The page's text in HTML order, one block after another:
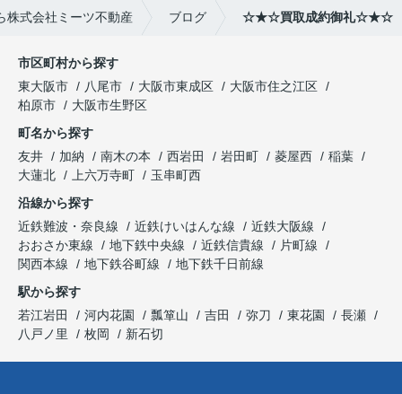
株式会社ミーツ不動産 ブログ ☆★☆買取成約御礼☆★☆
市区町村から探す
東大阪市
八尾市 大阪市東成区
大阪市住之江区
柏原市
大阪市生野区
町名から探す
友井
加納 南木の本 西岩田 岩田町 菱屋西
稲葉
大蓮北
上六万寺町
玉串町西
沿線から探す
近鉄難波・奈良線
近鉄けいはんな線
近鉄大阪線
おおさか東線
地下鉄中央線 近鉄信貴線
片町線
関西本線
地下鉄谷町線
地下鉄千日前線
駅から探す
若江岩田
河内花園 瓢箪山 吉田 弥刀 東花園
長瀬
八戸ノ里
枚岡 新石切